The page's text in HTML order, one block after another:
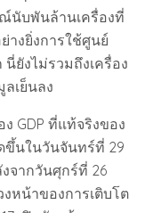
นับพันล้านเครื่องที่
างยิ่งการใช้ศูนย์
ยังไม่รวมถึงเครื่อง
เย็นลง
GDP ที่แท้จริงของ
ขึ้นในวันจันทร์ที่ 29
จากวันศุกร์ที่ 26
หน้าของการเติบโต